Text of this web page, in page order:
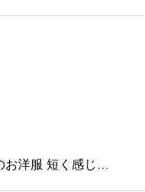
洋服 短く感じ…